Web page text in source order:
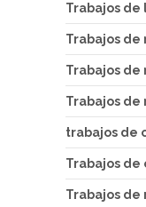
Trabajos de
Trabajos de
Trabajos
Trabajos de
trabajos de
Trabajos de
Trabajos